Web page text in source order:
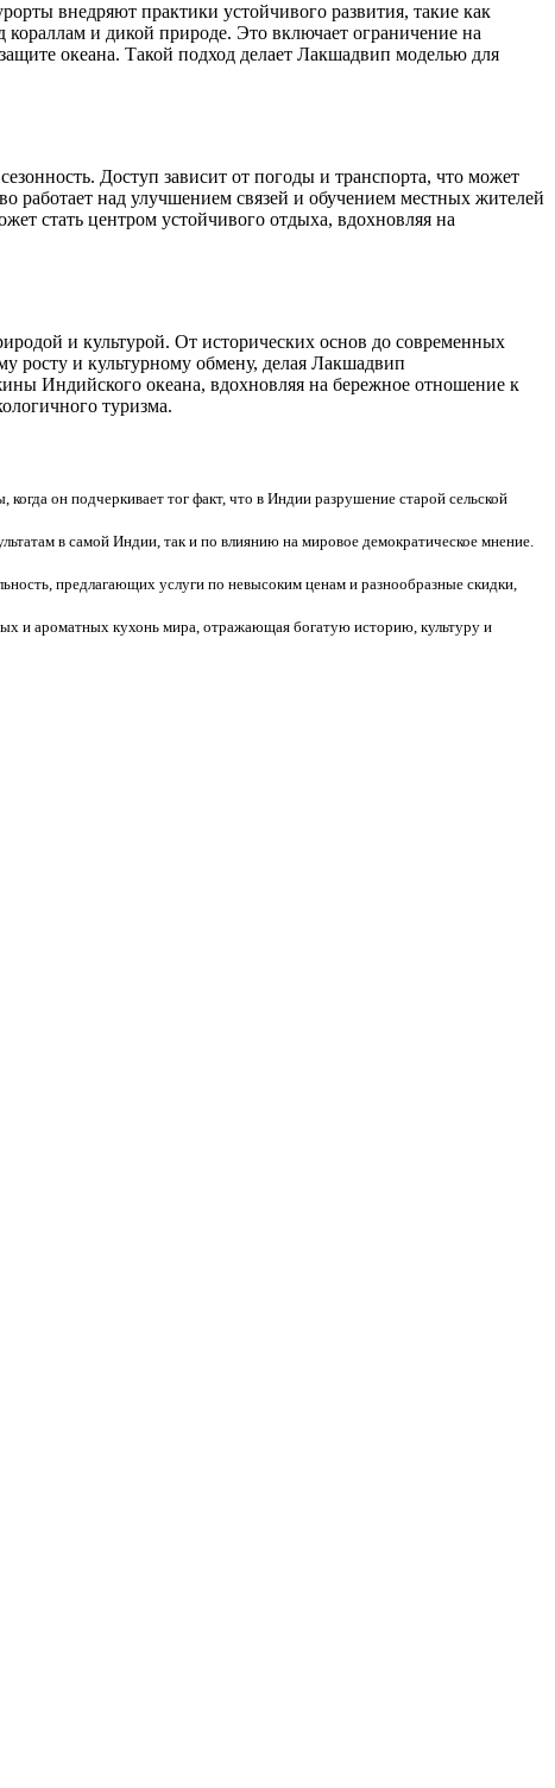
внедряют практики устойчивого развития, такие как
и дикой природе. Это включает ограничение на
океана. Такой подход делает Лакшадвип моделью для
Доступ зависит от погоды и транспорта, что может
работает над улучшением связей и обучением местных жителей
стать центром устойчивого отдыха, вдохновляя на
и культурой. От исторических основ до современных
росту и культурному обмену, делая Лакшадвип
Индийского океана, вдохновляя на бережное отношение к
туризма.
он подчеркивает тог факт, что в Индии разрушение старой сельской
в самой Индии, так и по влиянию на мировое демократическое мнение.
предлагающих услуги по невысоким ценам и разнообразные скидки,
и ароматных кухонь мира, отражающая богатую историю, культуру и